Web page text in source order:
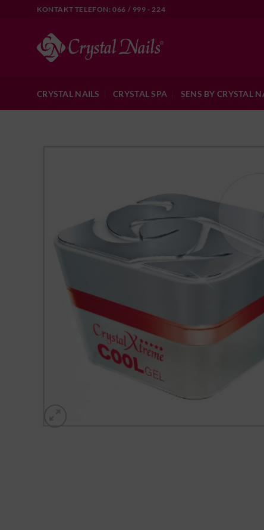
KONTAKT TELEFON: 066 / 999 - 224
CRYSTAL NAILS CRYSTAL SPA SENS BY CRYSTAL